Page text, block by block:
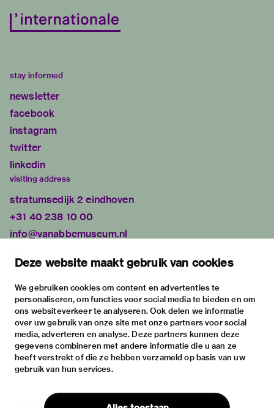
Deze website maakt gebruik van cookies
We gebruiken cookies om content en advertenties te
personaliseren, om functies voor social media te bieden en om
ons websiteverkeer te analyseren. Ook delen we informatie
over uw gebruik van onze site met onze partners voor social
media, adverteren en analyse. Deze partners kunnen deze
gegevens combineren met andere informatie die u aan ze
heeft verstrekt of die ze hebben verzameld op basis van uw
gebruik van hun services.
stay informed
newsletter
facebook
instagram
twitter
linkedin
visiting address
stratumsedijk 2 eindhoven
+31 40 238 10 00
info@vanabbemuseum.nl
exhibitions
activities
practical information
about
the museum
the collection
foundations & partners